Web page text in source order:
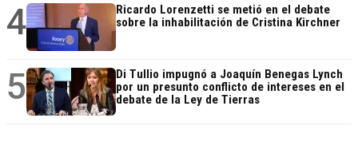
4
Ricardo Lorenzetti se metió en el debate
sobre la inhabilitación de Cristina Kirchner
5
Di Tullio impugnó a Joaquín Benegas Lynch
por un presunto conflicto de intereses en el
debate de la Ley de Tierras